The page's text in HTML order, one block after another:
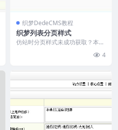
织梦DedeCMS教程
织梦列表分页样式
仿站时分页样式未成功获取？本文
4